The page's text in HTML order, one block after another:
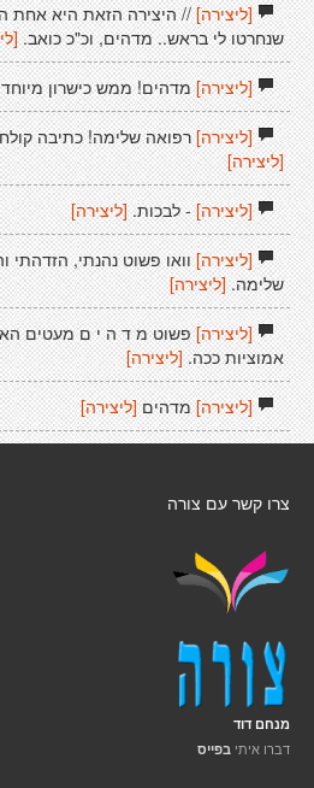
[ליצירה]// היצירה הזאת היא אחת
שנחרטו לי בראש.. מדהים, וכ"כ כואב.
[ליצירה]מדהים! ממש כישרון
[ליצירה]רפואה שלימה! כתיבה
[ליצירה]
[ליצירה]- לבכות. [ליצירה]
[ליצירה]וואו פשוט נהנתי,
שלימה. [ליצירה]
[ליצירה]פשוט מ ד ה י ם מעטים
אמוציות ככה. [ליצירה]
[ליצירה]מדהים [ליצירה]
צרו קשר עם צורה
מנחם דוד
דברו איתי בפייס